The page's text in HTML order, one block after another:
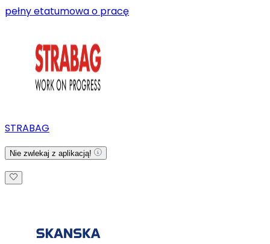
pełny etatumowa o pracę
STRABAG
Nie zwlekaj z aplikacją!